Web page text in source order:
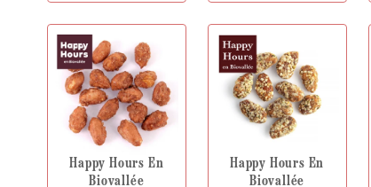
Happy Hours En
Biovallée
Happy Hours En
Biovallée